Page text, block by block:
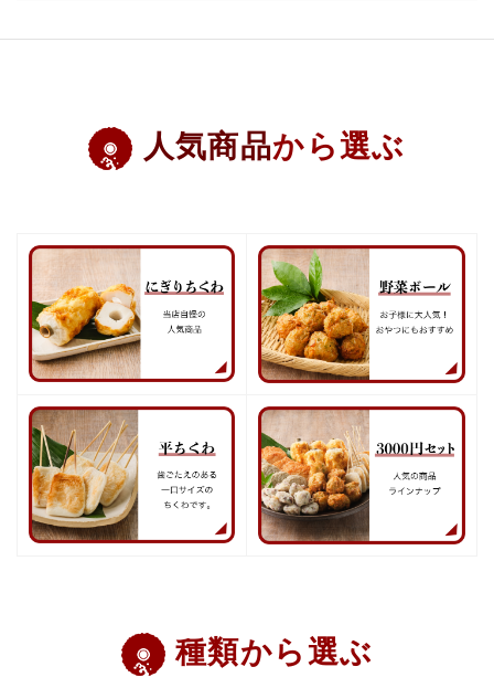
人気商品から選ぶ
種類から選ぶ